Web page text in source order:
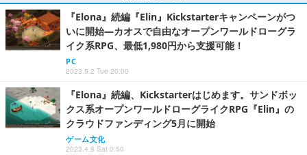
『Elona』続編『Elin』Kickstarterキャンペーンがつ
いに開始―カオスで自由なオープンワールドローグラ
イク系RPG、最低1,980円から支援可能！
PC
2023.5.2 Tue 20:00
『Elona』続編、Kickstarterはじめます。サンドボッ
クス系オープンワールドローグライクRPG『Elin』の
クラウドファンディング5月に開始
ゲーム文化
2023.4.8 Sat 0:50